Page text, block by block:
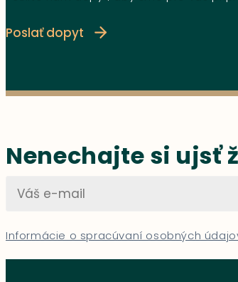
Poslať dopyt
Nenechajte si ujsť
Informácie o spracúvaní osobných